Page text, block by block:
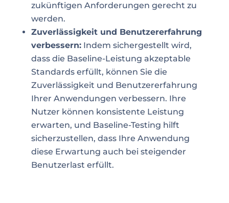
zukünftigen Anforderungen gerecht zu
werden.
Zuverlässigkeit und Benutzererfahrung
verbessern:Indem sichergestellt wird,
dass die Baseline-Leistung akzeptable
Standards erfüllt, können Sie die
Zuverlässigkeit und Benutzererfahrung
Ihrer Anwendungen verbessern. Ihre
Nutzer können konsistente Leistung
erwarten, und Baseline-Testing hilft
sicherzustellen, dass Ihre Anwendung
diese Erwartung auch bei steigender
Benutzerlast erfüllt.